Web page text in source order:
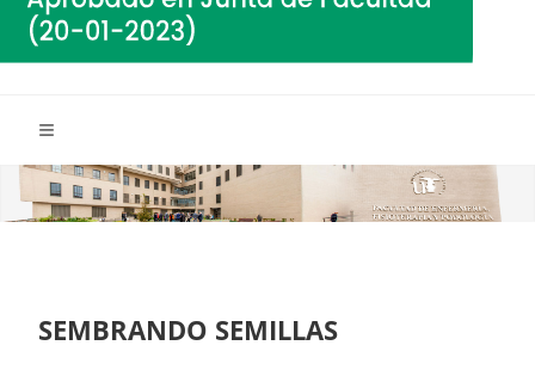
SEMBRANDO SEMILLAS